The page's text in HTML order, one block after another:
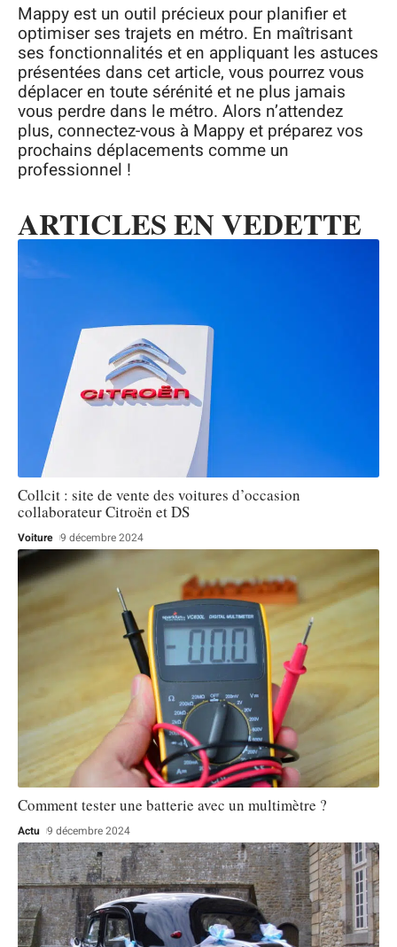
Mappy est un outil précieux pour planifier et
optimiser ses trajets en métro. En maîtrisant
ses fonctionnalités et en appliquant les astuces
présentées dans cet article, vous pourrez vous
déplacer en toute sérénité et ne plus jamais
vous perdre dans le métro. Alors n’attendez
plus, connectez-vous à Mappy et préparez vos
prochains déplacements comme un
professionnel !
ARTICLES EN VEDETTE
Collcit : site de vente des voitures d’occasion
collaborateur Citroën et DS
Voiture 9 décembre 2024
Comment tester une batterie avec un multimètre ?
Actu 9 décembre 2024